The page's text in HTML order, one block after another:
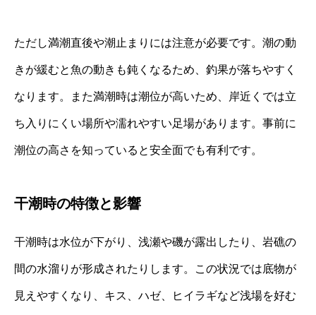
ただし満潮直後や潮止まりには注意が必要です。潮の動
きが緩むと魚の動きも鈍くなるため、釣果が落ちやすく
なります。また満潮時は潮位が高いため、岸近くでは立
ち入りにくい場所や濡れやすい足場があります。事前に
潮位の高さを知っていると安全面でも有利です。
干潮時の特徴と影響
干潮時は水位が下がり、浅瀬や磯が露出したり、岩礁の
間の水溜りが形成されたりします。この状況では底物が
見えやすくなり、キス、ハゼ、ヒイラギなど浅場を好む